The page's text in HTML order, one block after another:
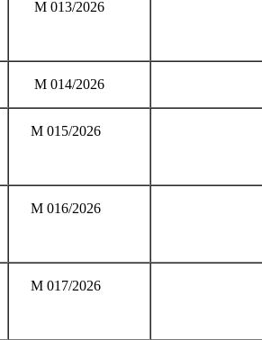
M 013/2026
M 014/2026
M 015/2026
M 016/2026
M 017/2026